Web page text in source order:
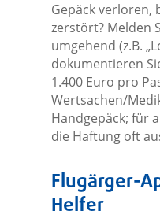
Gepäck verloren,
zerstört? Melden
umgehend (z.B.
dokumentieren
1.400 Euro pro
Wertsachen/
Handgepäck; für
die Haftung oft
Flugärger-
Helfer